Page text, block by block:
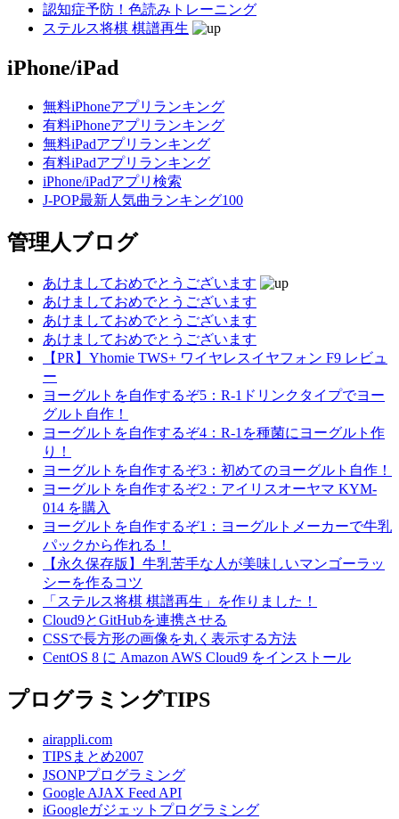
認知症予防！色読みトレーニング
ステルス将棋 棋譜再生
iPhone/iPad
無料iPhoneアプリランキング
有料iPhoneアプリランキング
無料iPadアプリランキング
有料iPadアプリランキング
iPhone/iPadアプリ検索
J-POP最新人気曲ランキング100
管理人ブログ
あけましておめでとうございます
あけましておめでとうございます
あけましておめでとうございます
あけましておめでとうございます
【PR】Yhomie TWS+ ワイヤレスイヤフォン F9 レビュ
ー
ヨーグルトを自作するぞ5：R-1ドリンクタイプでヨー
グルト自作！
ヨーグルトを自作するぞ4：R-1を種菌にヨーグルト作
り！
ヨーグルトを自作するぞ3：初めてのヨーグルト自作！
ヨーグルトを自作するぞ2：アイリスオーヤマ KYM-
014 を購入
ヨーグルトを自作するぞ1：ヨーグルトメーカーで牛乳
パックから作れる！
【永久保存版】牛乳苦手な人が美味しいマンゴーラッ
シーを作るコツ
「ステルス将棋 棋譜再生」を作りました！
Cloud9とGitHubを連携させる
CSSで長方形の画像を丸く表示する方法
CentOS 8 に Amazon AWS Cloud9 をインストール
プログラミングTIPS
airappli.com
TIPSまとめ2007
JSONPプログラミング
Google AJAX Feed API
iGoogleガジェットプログラミング